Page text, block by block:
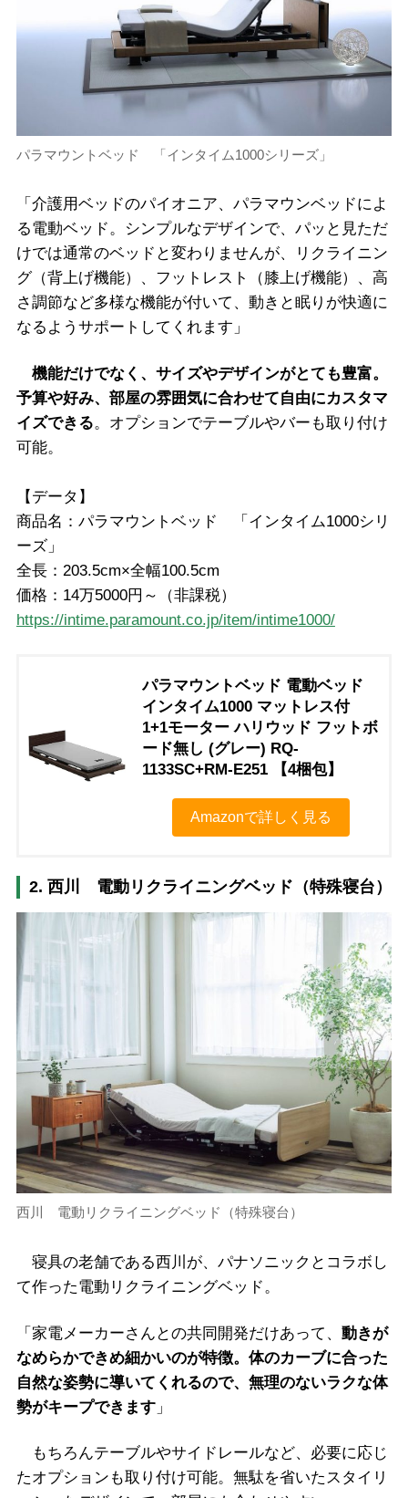
パラマウントベッド 「インタイム1000シリーズ」
「介護用ベッドのパイオニア、パラマウンベッドによ
る電動ベッド。シンプルなデザインで、パッと見ただ
けでは通常のベッドと変わりませんが、リクライニン
グ（背上げ機能）、フットレスト（膝上げ機能）、高
さ調節など多様な機能が付いて、動きと眠りが快適に
なるようサポートしてくれます」
機能だけでなく、サイズやデザインがとても豊富。
予算や好み、部屋の雰囲気に合わせて自由にカスタマ
イズできる。オプションでテーブルやバーも取り付け
可能。
【データ】
商品名：パラマウントベッド 「インタイム1000シリ
ーズ」
全長：203.5cm×全幅100.5cm
価格：14万5000円～（非課税）
https://intime.paramount.co.jp/item/intime1000/
パラマウントベッド 電動ベッド
インタイム1000 マットレス付
1+1モーター ハリウッド フットボ
ード無し (グレー) RQ-
1133SC+RM-E251 【4梱包】
Amazonで詳しく見る
2. 西川 電動リクライニングベッド（特殊寝台）
西川 電動リクライニングベッド（特殊寝台）
寝具の老舗である西川が、パナソニックとコラボし
て作った電動リクライニングベッド。
「家電メーカーさんとの共同開発だけあって、 動きが
なめらかできめ細かいのが特徴。体のカーブに合った
自然な姿勢に導いてくれるので、無理のないラクな体
勢がキープできます」
もちろんテーブルやサイドレールなど、必要に応じ
たオプションも取り付け可能。無駄を省いたスタイリ